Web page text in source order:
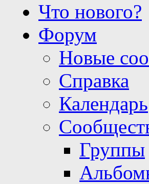
Что нового?
Форум
Новые
Справка
Календарь
Группы